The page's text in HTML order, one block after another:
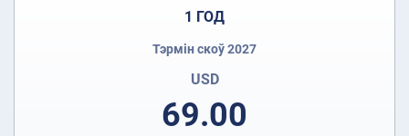
1 ГОД
Тэрмін скоў 2027
USD
69.00